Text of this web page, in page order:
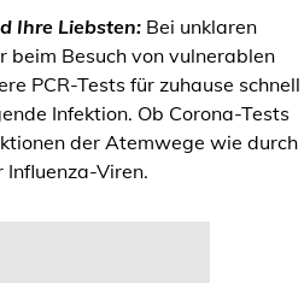
Ihre Liebsten:Bei unklaren
beim Besuch von vulnerablen
PCR-Tests für zuhause schnell
Infektion. Ob Corona-Tests
der Atemwege wie durch
Influenza-Viren.